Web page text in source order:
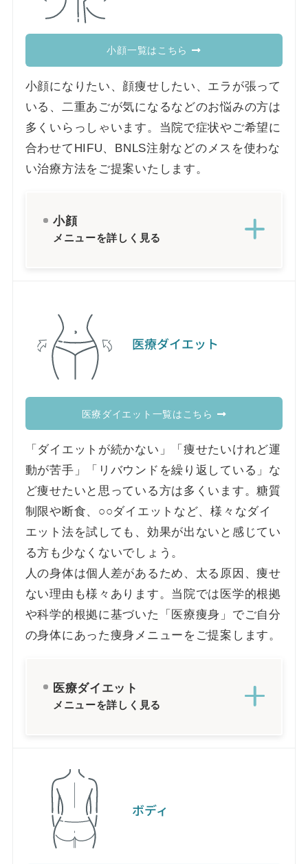
小顔一覧はこちら
小顔になりたい、顔痩せしたい、エラが張って
いる、二重あごが気になるなどのお悩みの方は
多くいらっしゃいます。当院で症状やご希望に
合わせてHIFU、BNLS注射などのメスを使わな
い治療方法をご提案いたします。
小顔
メニューを詳しく見る
医療ダイエット
医療ダイエット一覧はこちら
「ダイエットが続かない」「痩せたいけれど運
動が苦手」「リバウンドを繰り返している」な
ど痩せたいと思っている方は多くいます。糖質
制限や断食、○○ダイエットなど、様々なダイ
エット法を試しても、効果が出ないと感じてい
る方も少なくないでしょう。
人の身体は個人差があるため、太る原因、痩せ
ない理由も様々あります。当院では医学的根拠
や科学的根拠に基づいた「医療痩身」でご自分
の身体にあった痩身メニューをご提案します。
医療ダイエット
メニューを詳しく見る
ボディ